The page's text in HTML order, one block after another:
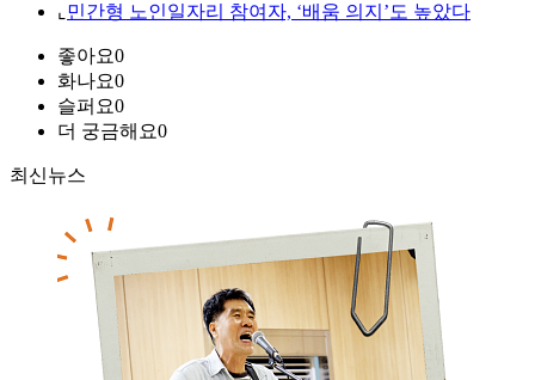
⌞ 민간형 노인일자리 참여자, ‘배움 의지’도 높았다
좋아요0
화나요0
슬퍼요0
더 궁금해요0
최신뉴스